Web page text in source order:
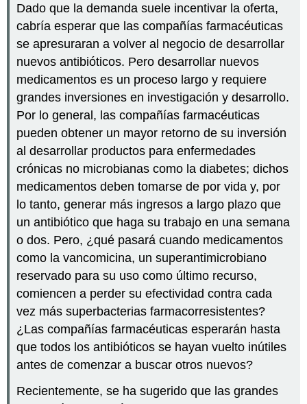
Dado que la demanda suele incentivar la oferta,
cabría esperar que las compañías farmacéuticas
se apresuraran a volver al negocio de desarrollar
nuevos antibióticos. Pero desarrollar nuevos
medicamentos es un proceso largo y requiere
grandes inversiones en investigación y desarrollo.
Por lo general, las compañías farmacéuticas
pueden obtener un mayor retorno de su inversión
al desarrollar productos para enfermedades
crónicas no microbianas como la diabetes; dichos
medicamentos deben tomarse de por vida y, por
lo tanto, generar más ingresos a largo plazo que
un antibiótico que haga su trabajo en una semana
o dos. Pero, ¿qué pasará cuando medicamentos
como la vancomicina, un superantimicrobiano
reservado para su uso como último recurso,
comiencen a perder su efectividad contra cada
vez más superbacterias farmacorresistentes?
¿Las compañías farmacéuticas esperarán hasta
que todos los antibióticos se hayan vuelto inútiles
antes de comenzar a buscar otros nuevos?
Recientemente, se ha sugerido que las grandes